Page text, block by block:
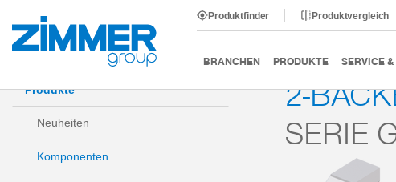
Produktfinder Produktvergleich
BRANCHEN PRODUKTE SERVICE
Start Produkte Komponenten Handhabungstechnik
Produkte
Neuheiten
Komponenten
2-
SERIE